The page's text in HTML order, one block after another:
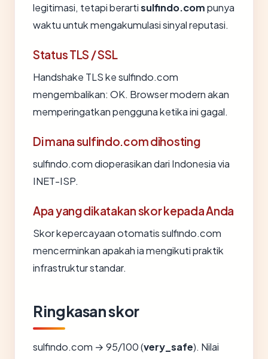
legitimasi, tetapi berartisulfindo.compunya
waktu untuk mengakumulasi sinyal reputasi.
Status TLS / SSL
Handshake TLS ke sulfindo.com
mengembalikan: OK. Browser modern akan
memperingatkan pengguna ketika ini gagal.
Di mana sulfindo.com dihosting
sulfindo.com dioperasikan dari Indonesia via
INET-ISP.
Apa yang dikatakan skor kepada Anda
Skor kepercayaan otomatis sulfindo.com
mencerminkan apakah ia mengikuti praktik
infrastruktur standar.
Ringkasan skor
sulfindo.com → 95/100 (very_safe). Nilai